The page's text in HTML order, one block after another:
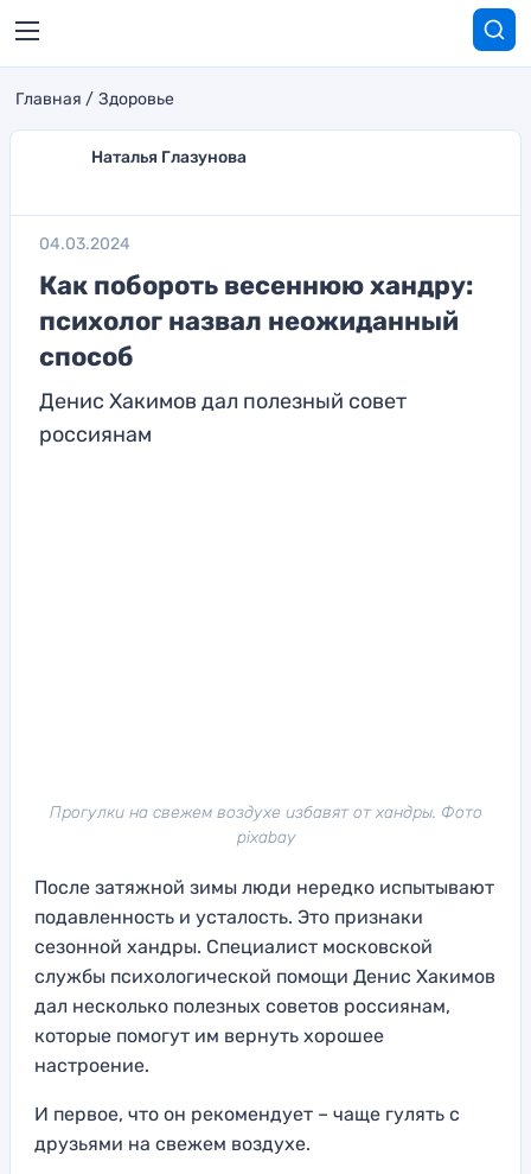
Главная Здоровье
Наталья Глазунова
04.03.2024
Как побороть весеннюю хандру:
психолог назвал неожиданный
способ
Денис Хакимов дал полезный совет
россиянам
Прогулки на свежем воздухе избавят от хандры. Фото
pixabay
После затяжной зимы люди нередко испытывают
подавленность и усталость. Это признаки
сезонной хандры. Специалист московской
службы психологической помощи Денис Хакимов
дал несколько полезных советов россиянам,
которые помогут им вернуть хорошее
настроение.
И первое, что он рекомендует – чаще гулять с
друзьями на свежем воздухе.